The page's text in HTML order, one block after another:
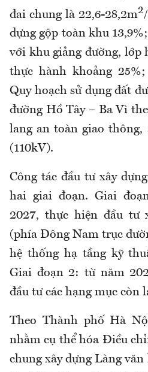
đai chung là 22,6-28,2m2
dựng gộp toàn khu
với khu giảng đường, lớp
thực hành khoảng
Quy hoạch sử dụng đất
đường Hồ Tây – Ba Vì
lang an toàn giao thông,
(110kV).
Công tác đầu tư xây
hai giai đoạn. Giai
2027, thực hiện đầu tư
(phía Đông Nam trục
hệ thống hạ tầng kỹ
Giai đoạn 2: từ năm
đầu tư các hạng mục còn
Theo Thành phố Hà
nhằm cụ thể hóa Điều
chung xây dựng Làng